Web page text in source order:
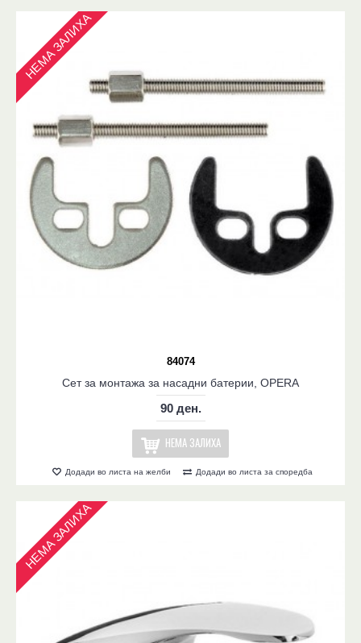
84074
НЕМА ЗАЛИХА
Сет за монтажа за насадни батерии, OPERA
90 ден.
НЕМА ЗАЛИХА
Додади во листа на желби Додади во листа за споредба
НЕМА ЗАЛИХА